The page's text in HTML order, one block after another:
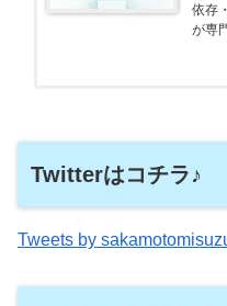
依存
が専
で
Twitterはコチラ♪
Tweets by